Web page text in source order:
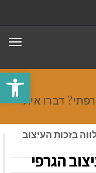
פתח
דברו איתי
בזכות העיצוב
הגרפי